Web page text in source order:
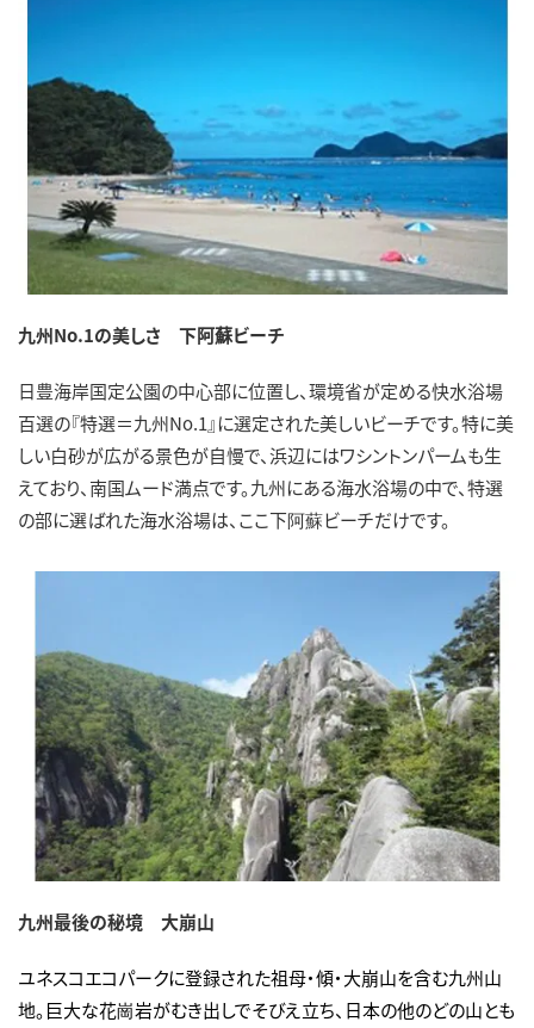
九州No.1の美しさ 下阿蘇ビーチ
日豊海岸国定公園の中心部に位置し、環境省が定める快水浴場
百選の『特選＝九州No.1』に選定された美しいビーチです。特に美
しい白砂が広がる景色が自慢で、浜辺にはワシントンパームも生
えており、南国ムード満点です。九州にある海水浴場の中で、特選
の部に選ばれた海水浴場は、ここ下阿蘇ビーチだけです。
九州最後の秘境 大崩山
ユネスコエコパークに登録された祖母・傾・大崩山を含む九州山
地。巨大な花崗岩がむき出しでそびえ立ち、日本の他のどの山とも